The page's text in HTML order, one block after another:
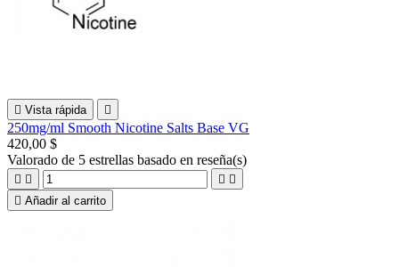
 Vista rápida 
250mg/ml Smooth Nicotine Salts Base VG
420,00 $
Valorado de 5 estrellas basado en reseña(s)
   
 Añadir al carrito